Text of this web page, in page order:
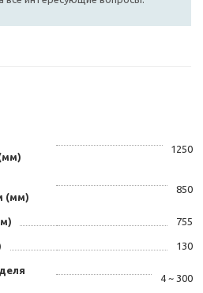
1250
(мм)
850
755
130
4 ~ 300